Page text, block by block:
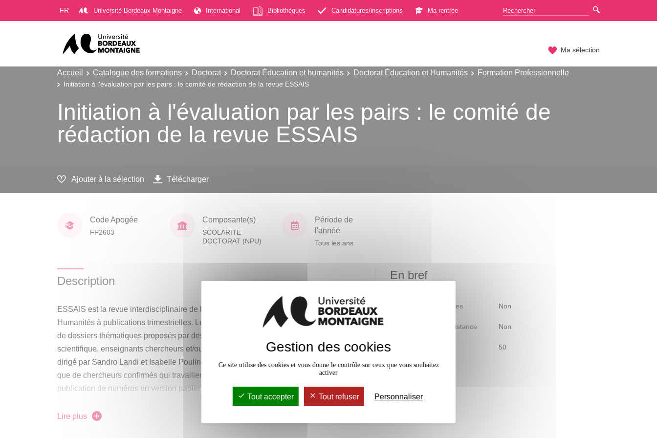
FR Université Bordeaux Montaigne International Bibliothèques Candidatures/inscriptions Ma rentrée
Ma sélection
Accueil Catalogue des formations Doctorat Doctorat Éducation et humanités Doctorat Éducation et Humanités Formation Professionnelle
Initiation à l'évaluation par les pairs : le comité de rédaction de la revue ESSAIS
Initiation à l'évaluation par les pairs : le comité de
rédaction de la revue ESSAIS
Ajouter à la sélection Télécharger
Code Apogée
FP2603
Composante(s)
SCOLARITE
DOCTORAT (NPU)
Période de
l'année
Tous les ans
Description
ESSAIS est la revue interdisciplinaire de l’École Doctorale Montaigne
Humanités à publications trimestrielles. Les numéros de la revue se composent
de dossiers thématiques proposés par des membres de la communauté
scientifique, enseignants chercheurs et/ou doctorants. Le comité rédactionnel,
dirigé par Sandro Landi et Isabelle Poulin, se compose aussi bien de doctorants
que de chercheurs confirmés qui travaillent ensemble au suivi et à la
publication de numéros en version papier et numérique, en accès libre sur le
site de l’Université Bordeaux Montaigne et le portail OpenEdition.
Lire plus
En bref
Mobilité d'études Non
Accessible à distance Non
50
Gestion des cookies
Ce site utilise des cookies et vous donne le contrôle sur ceux que vous souhaitez
activer
Tout accepter Tout refuser Personnaliser